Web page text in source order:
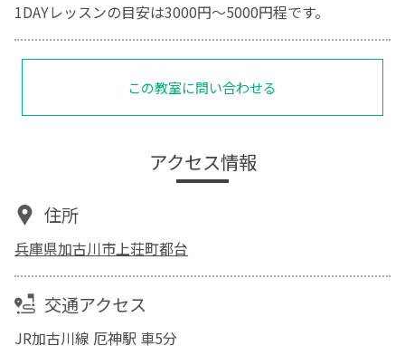
1DAYレッスンの目安は3000円～5000円程です。
この教室に問い合わせる
アクセス情報
住所
兵庫県加古川市上荘町都台
交通アクセス
JR加古川線 厄神駅 車5分